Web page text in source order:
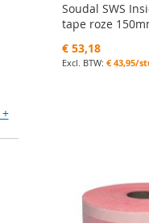
Soudal SWS
tape roze
€ 53,18
€ 43,95/